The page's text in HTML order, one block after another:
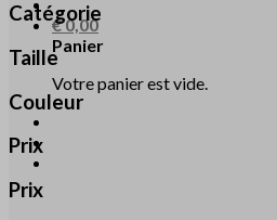
€0,00
Panier
Votre panier est vide.
Catégorie
Taille
Couleur
Prix
Prix